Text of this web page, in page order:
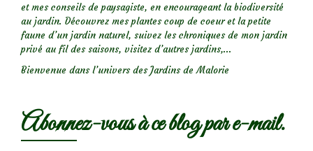
et mes conseils de paysagiste, en encourageant la biodiversité
au jardin. Découvrez mes plantes coup de coeur et la petite
faune d’un jardin naturel, suivez les chroniques de mon jardin
privé au fil des saisons, visitez d’autres jardins,...
Bienvenue dans l’univers des Jardins de Malorie
Abonnez-vous à ce blog par e-mail.